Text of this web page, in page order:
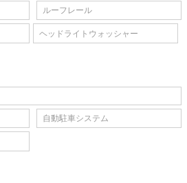
ルーフレール
ヘッドライトウォッシャー
自動駐車システム